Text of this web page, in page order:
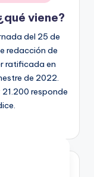
viene?
del 25 de
redacción de
ratificada en
de 2022.
21.200 responde